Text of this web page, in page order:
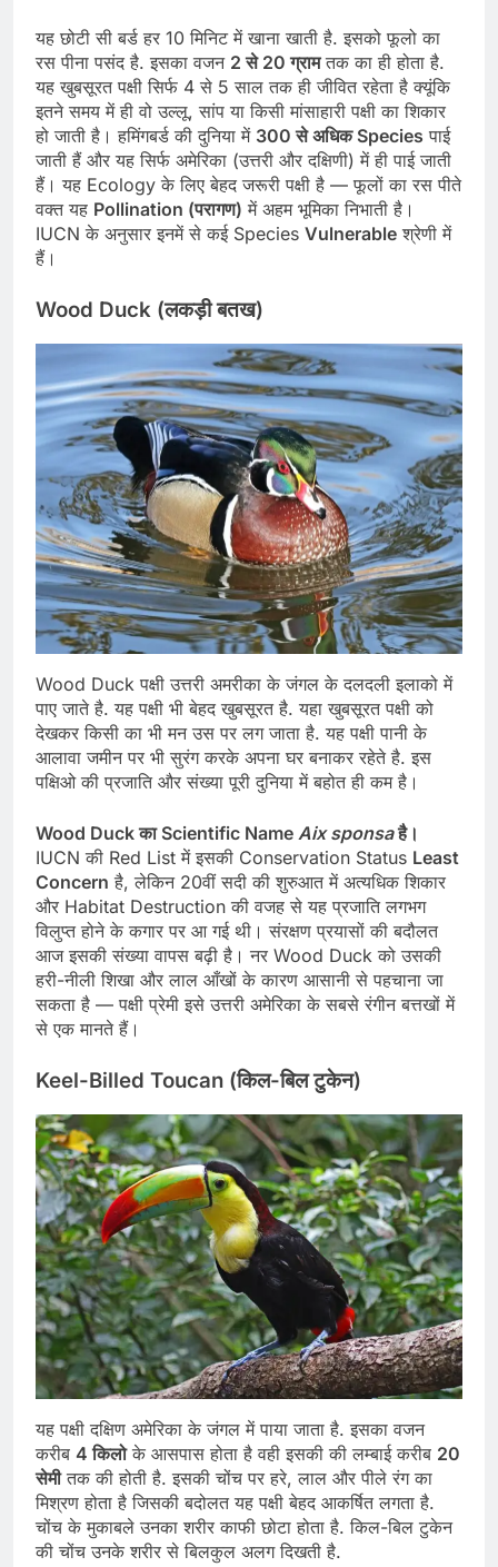
यह छोटी सी बर्ड हर 10 मिनिट में खाना खाती है. इसको फूलो का
रस पीना पसंद है. इसका वजन 2 से 20 ग्रामतक का ही होता है.
यह खुबसूरत पक्षी सिर्फ 4 से 5 साल तक ही जीवित रहेता है क्यूंकि
इतने समय में ही वो उल्लू, सांप या किसी मांसाहारी पक्षी का शिकार
हो जाती है। हमिंगबर्ड की दुनिया में 300 से अधिक Species पाई
जाती हैं और यह सिर्फ अमेरिका (उत्तरी और दक्षिणी) में ही पाई जाती
हैं। यह Ecology के लिए बेहद जरूरी पक्षी है — फूलों का रस पीते
वक्त यह Pollination (परागण) में अहम भूमिका निभाती है।
IUCN के अनुसार इनमें से कई Species Vulnerable श्रेणी में
हैं।
Wood Duck (लकड़ी बतख)
Wood Duck पक्षी उत्तरी अमरीका के जंगल के दलदली इलाको में
पाए जाते है. यह पक्षी भी बेहद खुबसूरत है. यहा खुबसूरत पक्षी को
देखकर किसी का भी मन उस पर लग जाता है. यह पक्षी पानी के
आलावा जमीन पर भी सुरंग करके अपना घर बनाकर रहेते है. इस
पक्षिओ की प्रजाति और संख्या पूरी दुनिया में बहोत ही कम है।
Wood Duck का Scientific Name Aix sponsaहै।
IUCN की Red List में इसकी Conservation Status Least
Concern है, लेकिन 20वीं सदी की शुरुआत में अत्यधिक शिकार
और Habitat Destruction की वजह से यह प्रजाति लगभग
विलुप्त होने के कगार पर आ गई थी। संरक्षण प्रयासों की बदौलत
आज इसकी संख्या वापस बढ़ी है। नर Wood Duck को उसकी
हरी-नीली शिखा और लाल आँखों के कारण आसानी से पहचाना जा
सकता है — पक्षी प्रेमी इसे उत्तरी अमेरिका के सबसे रंगीन बत्तखों में
से एक मानते हैं।
Keel-Billed Toucan (किल-बिल टुकेन)
यह पक्षी दक्षिण अमेरिका के जंगल में पाया जाता है. इसका वजन
करीब 4 किलोके आसपास होता है वही इसकी की लम्बाई करीब 20
सेमीतक की होती है. इसकी चोंच पर हरे, लाल और पीले रंग का
मिश्रण होता है जिसकी बदोलत यह पक्षी बेहद आकर्षित लगता है.
चोंच के मुकाबले उनका शरीर काफी छोटा होता है. किल-बिल टुकेन
की चोंच उनके शरीर से बिलकुल अलग दिखती है.